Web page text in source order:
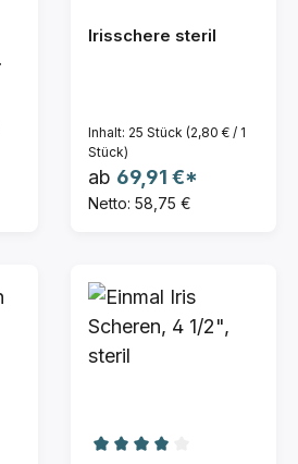
Irisschere steril
Inhalt: 25 Stück (2,80 € / 1
Stück)
ab 69,91 €*
Netto: 58,75 €